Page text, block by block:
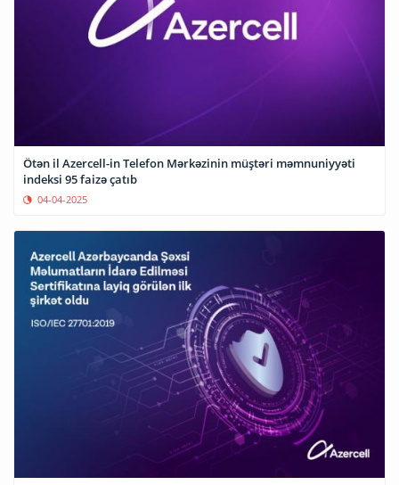
Ötən il Azercell-in Telefon Mərkəzinin müştəri məmnuniyyəti
indeksi 95 faizə çatıb
04-04-2025